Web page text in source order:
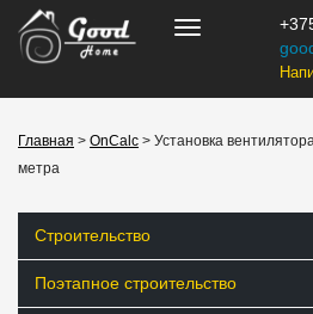
Главная > OnCalc > Установка
метра
Строительство
Поэтапное строительство